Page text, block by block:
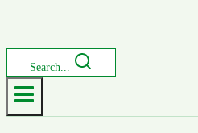
Search...